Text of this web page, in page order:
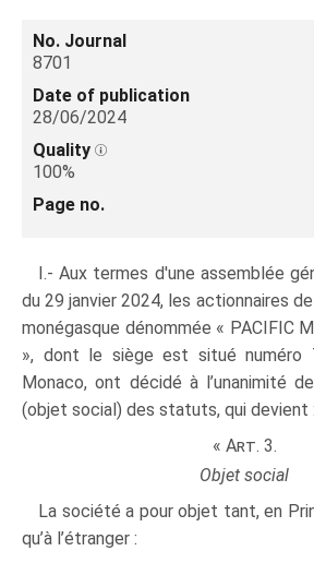
No. Journal
8701
Date of publication
28/06/2024
Quality
100%
Page no.
I.- Aux termes d'une assemblée
du 29 janvier 2024, les actionnaires
monégasque dénommée « PACIFIC
», dont le siège est situé numéro
Monaco, ont décidé à l’unanimité
(objet social) des statuts, qui devient :
« Art. 3.
Objet social
La société a pour objet tant, en
qu’à l’étranger :